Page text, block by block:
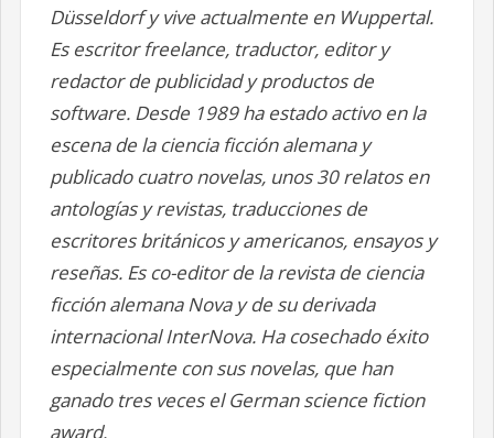
Düsseldorf y vive actualmente en Wuppertal.
Es escritor freelance, traductor, editor y
redactor de publicidad y productos de
software. Desde 1989 ha estado activo en la
escena de la ciencia ficción alemana y
publicado cuatro novelas, unos 30 relatos en
antologías y revistas, traducciones de
escritores británicos y americanos, ensayos y
reseñas. Es co-editor de la revista de ciencia
ficción alemana Nova y de su derivada
internacional InterNova. Ha cosechado éxito
especialmente con sus novelas, que han
ganado tres veces el German science fiction
award.